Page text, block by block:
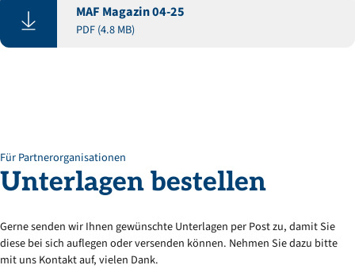
MAF Magazin 04-25
PDF (4.8 MB)
Für Partnerorganisationen
Unterlagen bestellen
Gerne senden wir Ihnen gewünschte Unterlagen per Post zu, damit Sie
diese bei sich auflegen oder versenden können. Nehmen Sie dazu bitte
mit uns Kontakt auf, vielen Dank.